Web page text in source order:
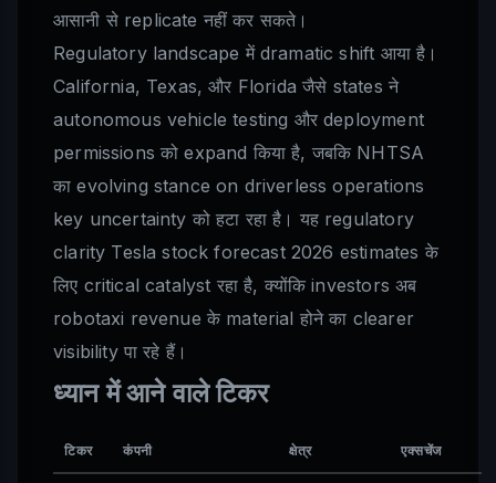
आसानी से replicate नहीं कर सकते।
Regulatory landscape में dramatic shift आया है।
California, Texas, और Florida जैसे states ने
autonomous vehicle testing और deployment
permissions को expand किया है, जबकि NHTSA
का evolving stance on driverless operations
key uncertainty को हटा रहा है। यह regulatory
clarity Tesla stock forecast 2026 estimates के
लिए critical catalyst रहा है, क्योंकि investors अब
robotaxi revenue के material होने का clearer
visibility पा रहे हैं।
ध्यान में आने वाले टिकर
टिकर कंपनी क्षेत्र एक्सचेंज